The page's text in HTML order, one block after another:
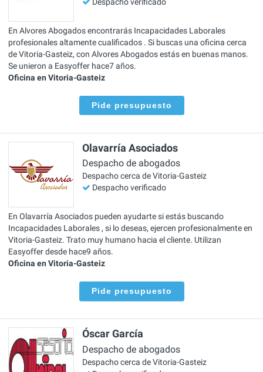
En Alvores Abogados encontrarás Incapacidades Laborales
profesionales altamente cualificados . Si buscas una oficina cerca
de Vitoria-Gasteiz, con Alvores Abogados estás en buenas manos.
Se unieron a Easyoffer hace7 años.
Oficina en Vitoria-Gasteiz
Pide presupuesto
Olavarría Asociados
Despacho de abogados
Despacho cerca de Vitoria-Gasteiz
Despacho verificado
En Olavarría Asociados pueden ayudarte si estás buscando
Incapacidades Laborales , si lo deseas, ejercen profesionalmente en
Vitoria-Gasteiz. Trato muy humano hacia el cliente. Utilizan
Easyoffer desde hace9 años.
Oficina en Vitoria-Gasteiz
Pide presupuesto
Óscar García
Despacho de abogados
Despacho cerca de Vitoria-Gasteiz